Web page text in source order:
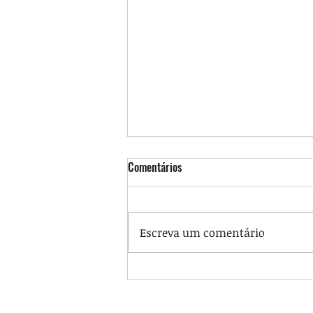
Portaria regulamenta jornada
Comentários
Escreva um comentário